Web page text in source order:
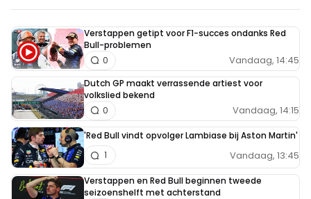
Verstappen getipt voor F1-succes ondanks Red
Bull-problemen
Vandaag, 14:45
0
Dutch GP maakt verrassende artiest voor
volkslied bekend
Vandaag, 14:15
0
'Red Bull vindt opvolger Lambiase bij Aston Martin'
Vandaag, 13:45
1
Verstappen en Red Bull beginnen tweede
seizoenshelft met achterstand